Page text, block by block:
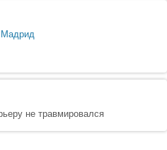
не травмировался